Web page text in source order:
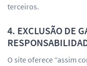
terceiros.
4. EXCLUSÃO DE
O site oferece “assim